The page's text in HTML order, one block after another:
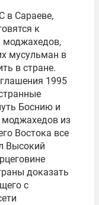
в Сараеве,
к
моджахедов,
мусульман в
в стране.
1995
Боснию и
моджахедов из
Востока все
Высокий
доказать
с